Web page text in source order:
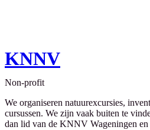
KNNV
Non-profit
We organiseren natuurexcursies,
cursussen. We zijn vaak buiten te
dan lid van de KNNV Wageningen en